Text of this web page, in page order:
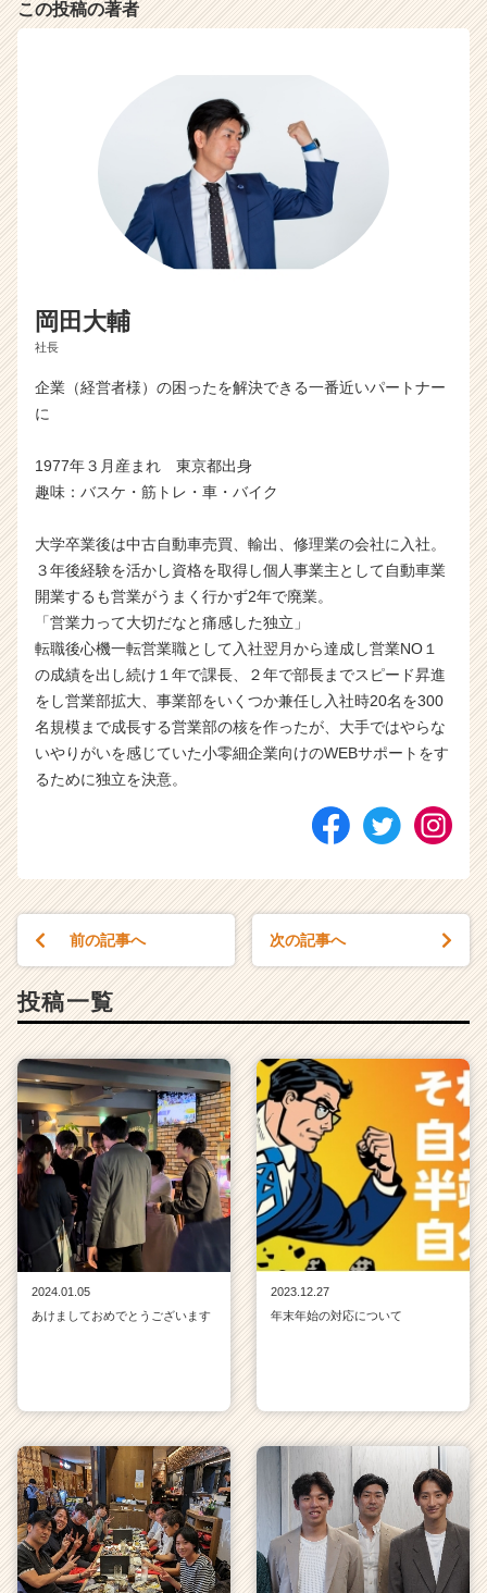
ト
が
届
く
就
活
サ
キ
（C
h
e
r
a
r
e
e
r）
この投稿の著者
岡田大輔
社長
企業（経営者様）の困ったを解決できる一番近いパートナー
に
1977年３月産まれ 東京都出身
趣味：バスケ・筋トレ・車・バイク
大学卒業後は中古自動車売買、輸出、修理業の会社に入社。
３年後経験を活かし資格を取得し個人事業主として自動車業
開業するも営業がうまく行かず2年で廃業。
「営業力って大切だなと痛感した独立」
転職後心機一転営業職として入社翌月から達成し営業NO１
の成績を出し続け１年で課長、２年で部長までスピード昇進
をし営業部拡大、事業部をいくつか兼任し入社時20名を300
名規模まで成長する営業部の核を作ったが、大手ではやらな
いやりがいを感じていた小零細企業向けのWEBサポートをす
るために独立を決意。
前の記事へ 次の記事へ
投稿一覧
2024.01.05
あけましておめでとうございます
2023.12.27
年末年始の対応について